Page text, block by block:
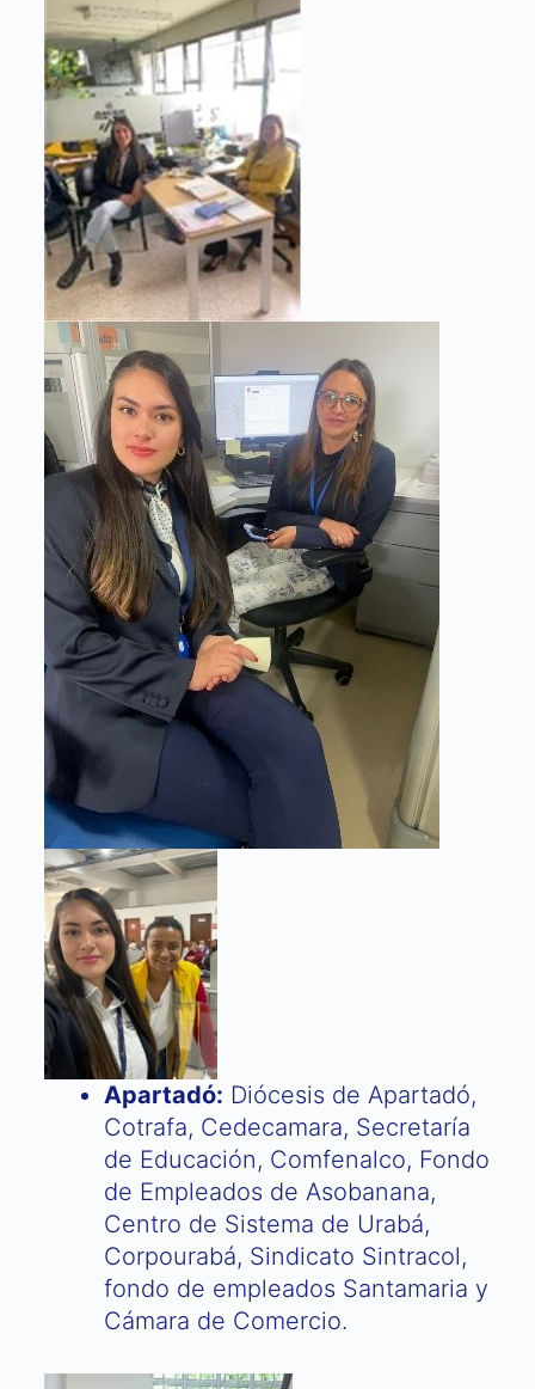
Apartadó: Diócesis de Apartadó,
Cotrafa, Cedecamara, Secretaría
de Educación, Comfenalco, Fondo
de Empleados de Asobanana,
Centro de Sistema de Urabá,
Corpourabá, Sindicato Sintracol,
fondo de empleados Santamaria y
Cámara de Comercio.